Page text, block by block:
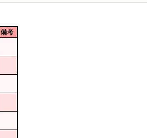
備考